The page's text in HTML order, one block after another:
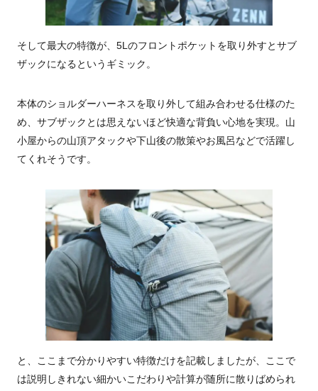
そして最大の特徴が、5Lのフロントポケットを取り外すとサブ
ザックになるというギミック。
本体のショルダーハーネスを取り外して組み合わせる仕様のた
め、サブザックとは思えないほど快適な背負い心地を実現。山
小屋からの山頂アタックや下山後の散策やお風呂などで活躍し
てくれそうです。
と、ここまで分かりやすい特徴だけを記載しましたが、ここで
は説明しきれない細かいこだわりや計算が随所に散りばめられ